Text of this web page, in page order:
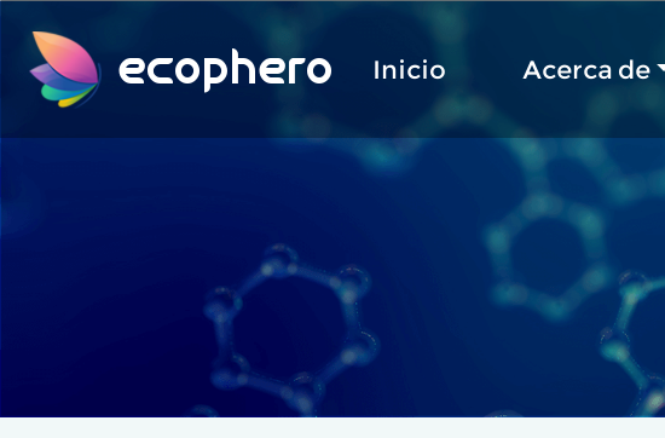
ecophero Inicio Acerca de